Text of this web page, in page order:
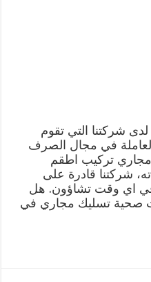
شركتنا التي تقوم
في مجال الصرف
تركيب اطقم
شركتنا قادرة على
اي وقت تشاؤون. هل
صحية تسليك مجاري في